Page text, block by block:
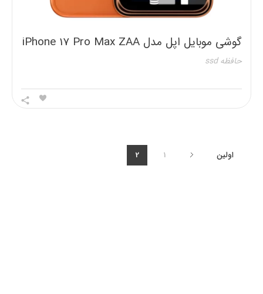
گوشی موبایل اپل مدل iPhone 17 Pro Max ZAA
حافظه ssd
اولین 1
2